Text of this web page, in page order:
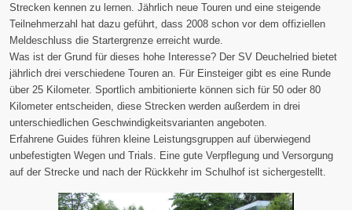
Strecken kennen zu lernen. Jährlich neue Touren und eine steigende
Teilnehmerzahl hat dazu geführt, dass 2008 schon vor dem offiziellen
Meldeschluss die Startergrenze erreicht wurde.
Was ist der Grund für dieses hohe Interesse? Der SV Deuchelried bietet
jährlich drei verschiedene Touren an. Für Einsteiger gibt es eine Runde
über 25 Kilometer. Sportlich ambitionierte können sich für 50 oder 80
Kilometer entscheiden, diese Strecken werden außerdem in drei
unterschiedlichen Geschwindigkeitsvarianten angeboten.
Erfahrene Guides führen kleine Leistungsgruppen auf überwiegend
unbefestigten Wegen und Trials. Eine gute Verpflegung und Versorgung
auf der Strecke und nach der Rückkehr im Schulhof ist sichergestellt.